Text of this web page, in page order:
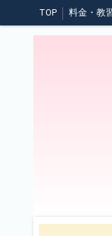
TOP 料金・教
煽り運転について